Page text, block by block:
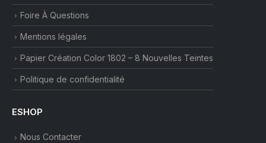
Foire À Questions
Mentions légales
Papier Création Color 1802 – 8 Nouvelles Teintes
Politique de confidentialité
ESHOP
Nous Contacter